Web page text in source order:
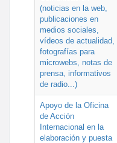
(noticias en la web,
publicaciones en
medios sociales,
vídeos de actualidad,
fotografías para
microwebs, notas de
prensa, informativos
de radio...)
Apoyo de la Oficina
de Acción
Internacional en la
elaboración y puesta